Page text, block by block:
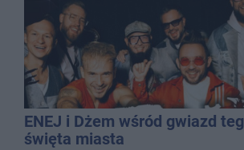
ENEJ i Dżem wśród gwiazd
święta miasta